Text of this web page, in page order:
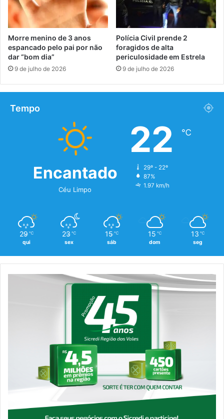
Morre menino de 3 anos
espancado pelo pai por não
dar “bom dia”
9 de julho de 2026
Polícia Civil prende 2
foragidos de alta
periculosidade em Estrela
9 de julho de 2026
Tempo
Encantado
Céu Limpo
22 ℃
29º - 22º
87%
1.97 km/h
29 ℃
qui
23 ℃
sex
15 ℃
sáb
15 ℃
dom
13 ℃
seg